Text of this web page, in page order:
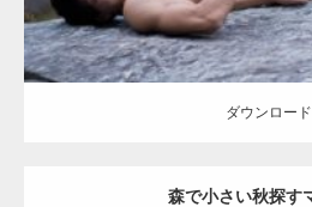
ダウンロード
森で小さい秋探す